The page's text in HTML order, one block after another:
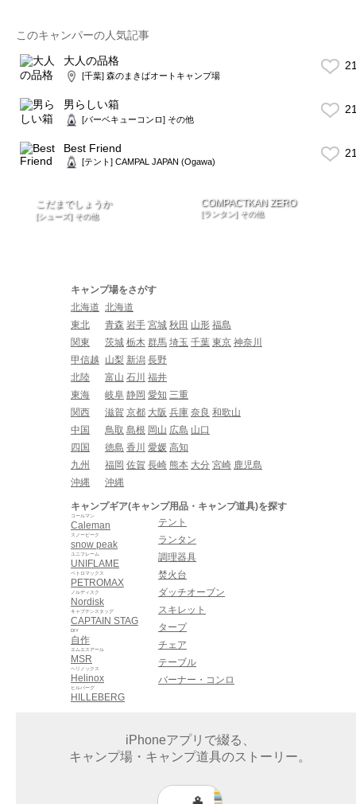
このキャンパーの人気記事
大人の品格
[千葉] 森のまきばオートキャンプ場
男らしい箱
[バーベキューコンロ] その他
Best Friend
[テント] CAMPAL JAPAN (Ogawa)
こだまでしょうか
[シューズ] その他
COMPACTKAN ZERO
[ランタン] その他
キャンプ場をさがす
北海道 北海道
東北
青森 岩手 宮城 秋田 山形 福島
関東
茨城 栃木 群馬 埼玉 千葉 東京 神奈川
甲信越
山梨 新潟 長野
北陸
富山 石川 福井
東海
岐阜 静岡 愛知 三重
関西
滋賀 京都 大阪 兵庫 奈良 和歌山
中国
鳥取 島根 岡山 広島 山口
四国
徳島 香川 愛媛 高知
九州
福岡 佐賀 長崎 熊本 大分 宮崎 鹿児島
沖縄
沖縄
キャンプギア(キャンプ用品・キャンプ道具)を探す
Caleman
コールマン
snow peak
スノーピーク
UNIFLAME
ユニフレーム
PETROMAX
ペトロマックス
Nordisk
ノルディスク
CAPTAIN STAG
キャプテンスタッグ
自作
DIY
MSR
エムエスアール
Helinox
ヘリノックス
HILLEBERG
ヒルバーグ
テント
ランタン
調理器具
焚火台
ダッチオーブン
スキレット
タープ
チェア
テーブル
バーナー・コンロ
iPhoneアプリで綴る、
キャンプ場・キャンプ道具のストーリー。